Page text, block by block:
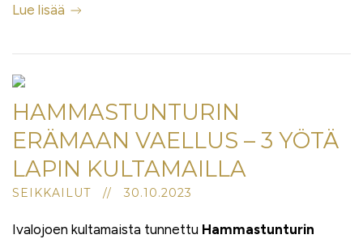
Lue lisää
HAMMASTUNTURIN
ERÄMAAN VAELLUS – 3 YÖTÄ
LAPIN KULTAMAILLA
SEIKKAILUT // 30.10.2023
Ivalojoen kultamaista tunnettu Hammastunturin